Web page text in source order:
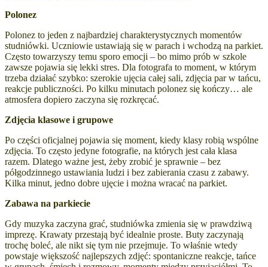
Polonez
Polonez to jeden z najbardziej charakterystycznych momentów
studniówki. Uczniowie ustawiają się w parach i wchodzą na parkiet.
Często towarzyszy temu sporo emocji – bo mimo prób w szkole
zawsze pojawia się lekki stres. Dla fotografa to moment, w którym
trzeba działać szybko: szerokie ujęcia całej sali, zdjęcia par w tańcu,
reakcje publiczności. Po kilku minutach polonez się kończy… ale
atmosfera dopiero zaczyna się rozkręcać.
Zdjęcia klasowe i grupowe
Po części oficjalnej pojawia się moment, kiedy klasy robią wspólne
zdjęcia. To często jedyne fotografie, na których jest cała klasa
razem. Dlatego ważne jest, żeby zrobić je sprawnie – bez
półgodzinnego ustawiania ludzi i bez zabierania czasu z zabawy.
Kilka minut, jedno dobre ujęcie i można wracać na parkiet.
Zabawa na parkiecie
Gdy muzyka zaczyna grać, studniówka zmienia się w prawdziwą
imprezę. Krawaty przestają być idealnie proste. Buty zaczynają
trochę boleć, ale nikt się tym nie przejmuje. To właśnie wtedy
powstaje większość najlepszych zdjęć: spontaniczne reakcje, tańce